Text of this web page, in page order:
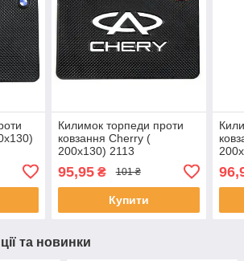
Килимок торпеди проти
ковзання Cherry (
200x130) 2113
95,95₴ 101 ₴
Купити
та новинки